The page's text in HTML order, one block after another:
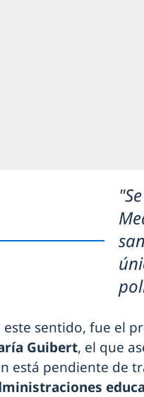
este sentido, fue el
Guibert, el que
está pendiente de